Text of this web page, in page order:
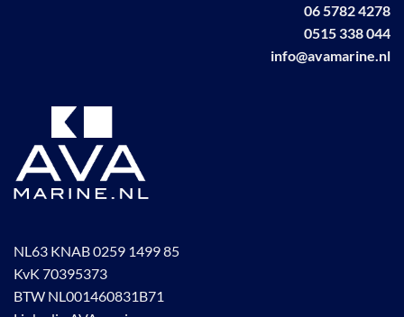
06 5782 4278
0515 338 044
info@avamarine.nl
NL63 KNAB 0259 1499 85
KvK 70395373
BTW NL001460831B71